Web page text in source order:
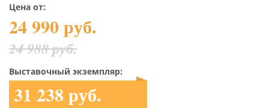
Цена от:
24 990 руб.
24 988 руб.
Выставочный экземпляр:
31 238 руб.